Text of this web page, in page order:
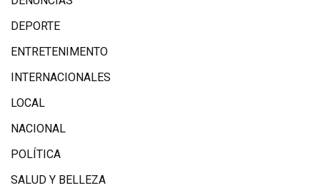
DEPORTE
ENTRETENIMENTO
INTERNACIONALES
LOCAL
NACIONAL
POLÍTICA
SALUD Y BELLEZA